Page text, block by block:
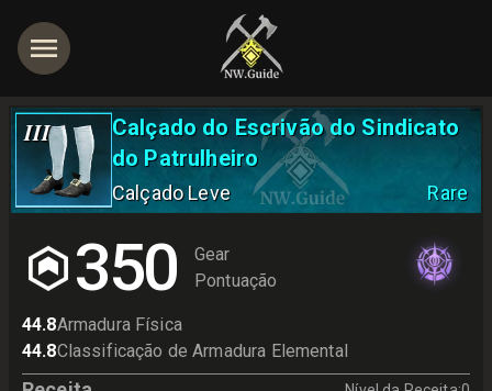
III
Calçado do Escrivão do Sindicato
do Patrulheiro
Calçado Leve Rare
350
Gear
Pontuação
44.8Armadura Física
44.8Classificação de Armadura Elemental